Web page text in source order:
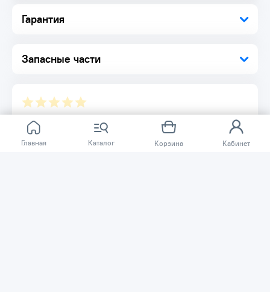
Главная Каталог Корзина Кабинет
Гарантия
Запасные части
Наши маслозаполненные винтовые компрессоры
Установка на полу.
Наши компрессоры являются малошумной альтернативой
поршневым компрессорам благодаря применению
винтовой технологии, значительно снижающей вибрации.
Полностью закрытый звукоизолирующий корпус
дополнительно снижает уровень шума.
Отзывов ещё нет.
Расскажите о товаре, который приобрели у нас.